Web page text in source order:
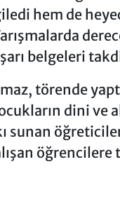
hem de
belgeleri
törende
dini ve
sunan
öğrencilere